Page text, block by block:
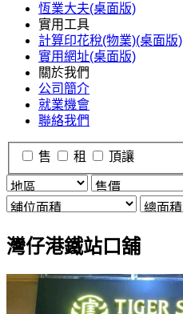
恆業大夫(桌面版)
實用工具
計算印花稅(物業)(桌面版)
實用網址(桌面版)
關於我們
公司簡介
就業機會
聯絡我們
售 租 頂讓
灣仔港鐵站口舖